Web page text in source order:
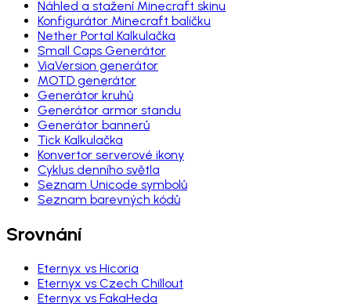
Náhled a stažení Minecraft skinu
Konfigurátor Minecraft balíčku
Nether Portal Kalkulačka
Small Caps Generátor
ViaVersion generátor
MOTD generátor
Generátor kruhů
Generátor armor standu
Generátor bannerů
Tick Kalkulačka
Konvertor serverové ikony
Cyklus denního světla
Seznam Unicode symbolů
Seznam barevných kódů
Srovnání
Eternyx vs Hicoria
Eternyx vs Czech Chillout
Eternyx vs FakaHeda